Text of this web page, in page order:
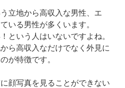
立地から高収入な男性、エ
いる男性が多くいます。
という人はいないですよね。
ら高収入なだけでなく外見に
が特徴です。
顔写真を見ることができない